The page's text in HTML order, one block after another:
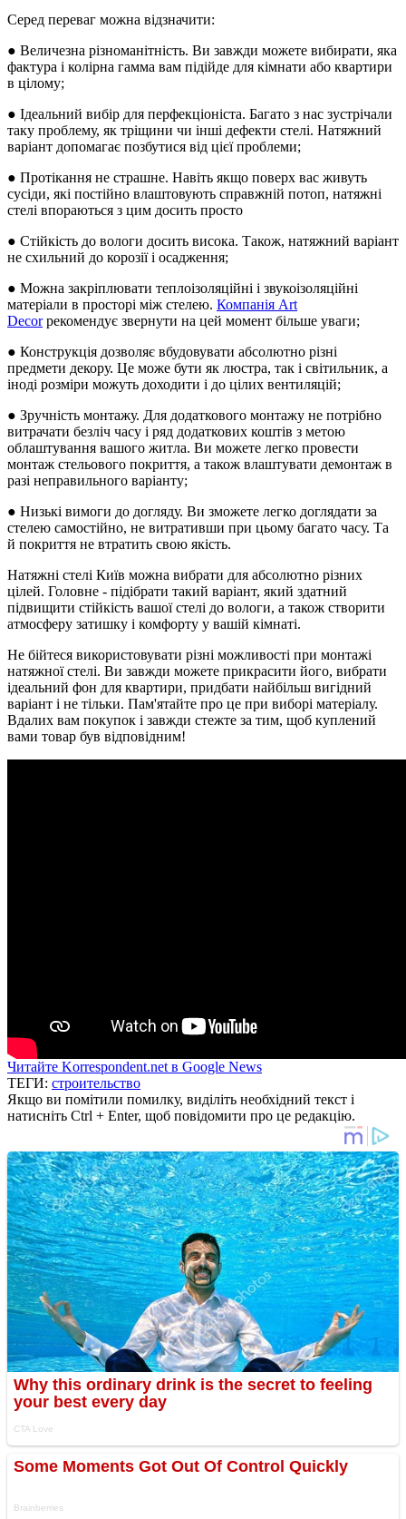
Серед переваг можна відзначити:
● Величезна різноманітність. Ви завжди можете вибирати, яка
фактура і колірна гамма вам підійде для кімнати або квартири
в цілому;
● Ідеальний вибір для перфекціоніста. Багато з нас зустрічали
таку проблему, як тріщини чи інші дефекти стелі. Натяжний
варіант допомагає позбутися від цієї проблеми;
● Протікання не страшне. Навіть якщо поверх вас живуть
сусіди, які постійно влаштовують справжній потоп, натяжні
стелі впораються з цим досить просто
● Стійкість до вологи досить висока. Також, натяжний варіант
не схильний до корозії і осадження;
● Можна закріплювати теплоізоляційні і звукоізоляційні
матеріали в просторі між стелею. Компанія Art
Decorрекомендує звернути на цей момент більше уваги;
● Конструкція дозволяє вбудовувати абсолютно різні
предмети декору. Це може бути як люстра, так і світильник, а
іноді розміри можуть доходити і до цілих вентиляцій;
● Зручність монтажу. Для додаткового монтажу не потрібно
витрачати безліч часу і ряд додаткових коштів з метою
облаштування вашого житла. Ви можете легко провести
монтаж стельового покриття, а також влаштувати демонтаж в
разі неправильного варіанту;
● Низькі вимоги до догляду. Ви зможете легко доглядати за
стелею самостійно, не витративши при цьому багато часу. Та
й покриття не втратить свою якість.
Натяжні стелі Київ можна вибрати для абсолютно різних
цілей. Головне - підібрати такий варіант, який здатний
підвищити стійкість вашої стелі до вологи, а також створити
атмосферу затишку і комфорту у вашій кімнаті.
Не бійтеся використовувати різні можливості при монтажі
натяжної стелі. Ви завжди можете прикрасити його, вибрати
ідеальний фон для квартири, придбати найбільш вигідний
варіант і не тільки. Пам'ятайте про це при виборі матеріалу.
Вдалих вам покупок і завжди стежте за тим, щоб куплений
вами товар був відповідним!
Читайте Korrespondent.net в Google News
ТЕГИ: строительство
Якщо ви помітили помилку, виділіть необхідний текст і
натисніть Ctrl + Enter, щоб повідомити про це редакцію.